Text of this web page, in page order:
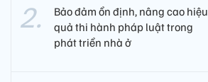
Bảo đảm ổn định, nâng cao hiệu
quả thi hành pháp luật trong
phát triển nhà ở